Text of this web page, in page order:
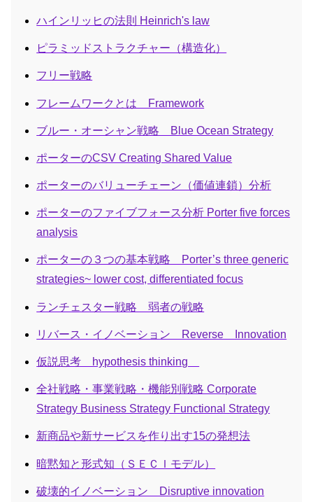
ハインリッヒの法則 Heinrich's law
ピラミッドストラクチャー（構造化）
フリー戦略
フレームワークとは Framework
ブルー・オーシャン戦略 Blue Ocean Strategy
ポーターのCSV Creating Shared Value
ポーターのバリューチェーン（価値連鎖）分析
ポーターのファイブフォース分析 Porter five forces
analysis
ポーターの３つの基本戦略 Porter’s three generic
strategies~ lower cost, differentiated focus
ランチェスター戦略 弱者の戦略
リバース・イノベーション Reverse Innovation
仮説思考 hypothesis thinking
全社戦略・事業戦略・機能別戦略 Corporate
Strategy Business Strategy Functional Strategy
新商品や新サービスを作り出す15の発想法
暗黙知と形式知（ＳＥＣＩモデル）
破壊的イノベーション Disruptive innovation